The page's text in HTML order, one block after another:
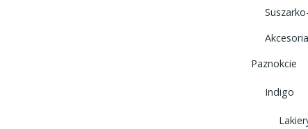
Akcesoria
Paznokcie
Indigo